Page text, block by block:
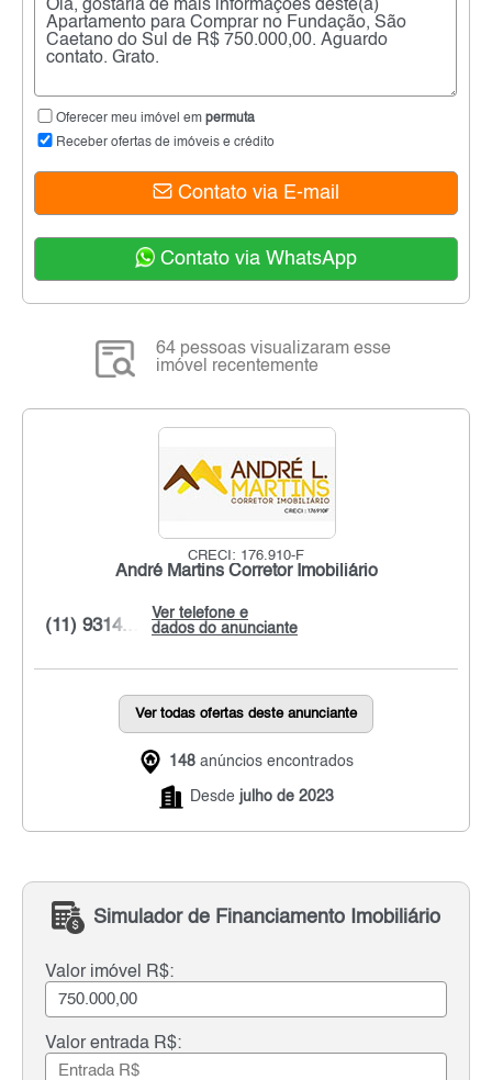
Oferecer meu imóvel em permuta
Receber ofertas de imóveis e crédito
Contato via E-mail
Contato via WhatsApp
64 pessoas visualizaram esse
imóvel recentemente
CRECI: 176.910-F
André Martins Corretor Imobiliário
Ver telefone e
dados do anunciante
(11) 9314...
Ver todas ofertas deste anunciante
148 anúncios encontrados
Desde julho de 2023
Simulador de Financiamento Imobiliário
Valor imóvel R$:
Valor entrada R$: